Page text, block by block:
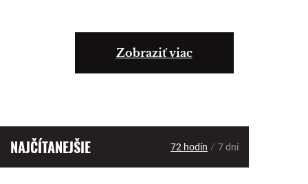
Zobraziť viac
NAJČÍTANEJŠIE 72 hodín / 7 dní